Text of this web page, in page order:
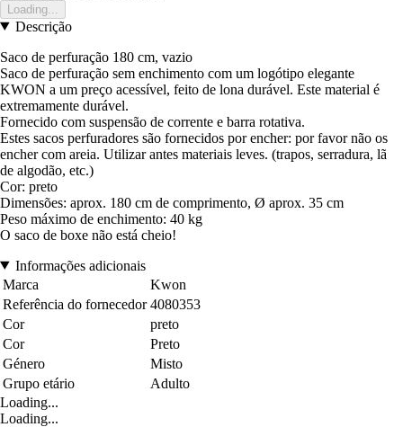
Loading...
Descrição
Saco de perfuração 180 cm, vazio
Saco de perfuração sem enchimento com um logótipo elegante
KWON a um preço acessível, feito de lona durável. Este material é
extremamente durável.
Fornecido com suspensão de corrente e barra rotativa.
Estes sacos perfuradores são fornecidos por encher: por favor não os
encher com areia. Utilizar antes materiais leves. (trapos, serradura, lã
de algodão, etc.)
Cor: preto
Dimensões: aprox. 180 cm de comprimento, Ø aprox. 35 cm
Peso máximo de enchimento: 40 kg
O saco de boxe não está cheio!
Informações adicionais
Marca
Kwon
Referência do fornecedor 4080353
Cor
preto
Cor
Preto
Género
Misto
Grupo etário
Adulto
Loading...
Loading...